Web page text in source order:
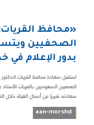
«محافظ
الصحفيين
بدور الإعلام في
استقبل سعادة محافظ القريات
الصحفيين السعوديين بالقريات
سعادته تقريرًا عن أعمال الهيئة خلال
aan-morshd